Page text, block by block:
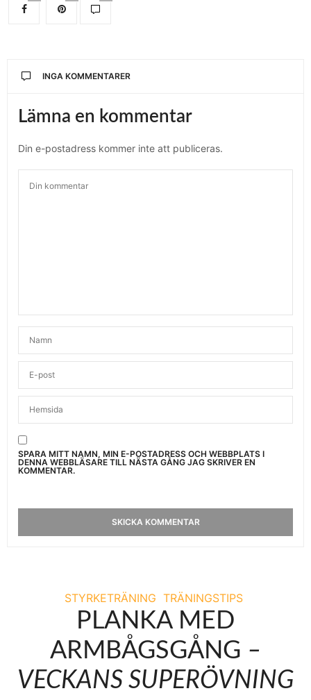
INGA KOMMENTARER
Lämna en kommentar
Din e-postadress kommer inte att publiceras.
SPARA MITT NAMN, MIN E-POSTADRESS OCH WEBBPLATS I
DENNA WEBBLÄSARE TILL NÄSTA GÅNG JAG SKRIVER EN
KOMMENTAR.
STYRKETRÄNING TRÄNINGSTIPS
PLANKA MED
ARMBÅGSGÅNG –
VECKANS SUPERÖVNING